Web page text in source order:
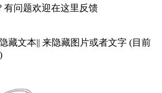
有问题欢迎在这里反馈
藏文本|| 来隐藏图片或者文字 (目前